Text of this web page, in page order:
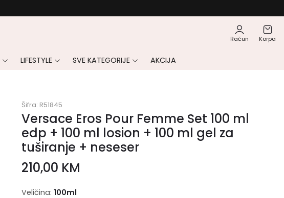
Račun Korpa
LIFESTYLE SVE KATEGORIJE AKCIJA
Šifra: R51845
Versace Eros Pour Femme Set 100 ml
edp + 100 ml losion + 100 ml gel za
tuširanje + neseser
210,00 KM
Veličina: 100ml